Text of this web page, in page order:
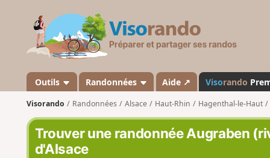
s
a
n
d
o
Outils Randonnées Aide ↗ Visorando
Visorando Randonnées Alsace Haut-Rhin Hagenthal-le-Haut
Trouver une randonnée Augraben
d'Alsace